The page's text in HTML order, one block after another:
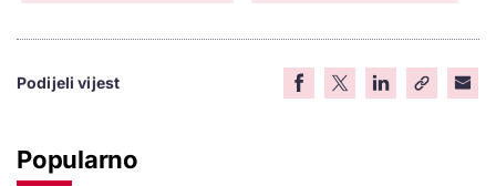
Podijeli vijest
Popularno